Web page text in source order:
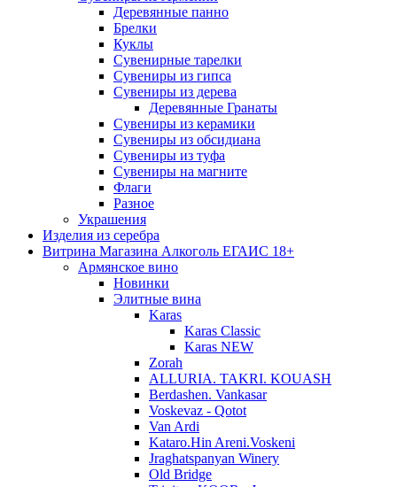
Деревянные панно
Брелки
Куклы
Сувенирные тарелки
Сувениры из гипса
Сувениры из дерева
Деревянные Гранаты
Сувениры из керамики
Сувениры из обсидиана
Сувениры из туфа
Сувениры на магните
Флаги
Разное
Украшения
Изделия из серебра
Витрина Магазина Алкоголь ЕГАИС 18+
Армянское вино
Новинки
Элитные вина
Karas
Karas Classic
Karas NEW
Zorah
ALLURIA. TAKRI. KOUASH
Berdashen. Vankasar
Voskevaz - Qotot
Van Ardi
Kataro.Hin Areni.Voskeni
Jraghatspanyan Winery
Old Bridge